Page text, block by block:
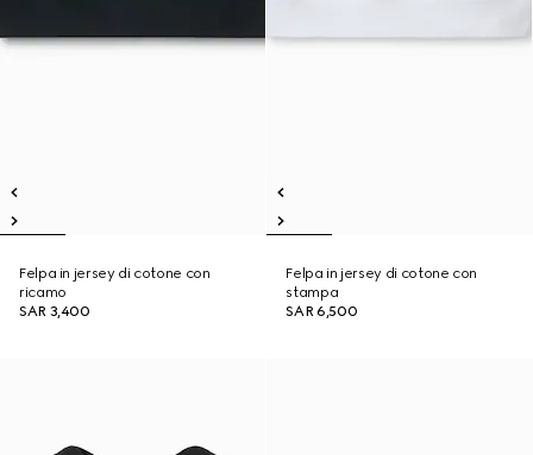
Felpa in jersey di cotone con
ricamo
SAR 3,400
Felpa in jersey di cotone con
stampa
SAR 6,500